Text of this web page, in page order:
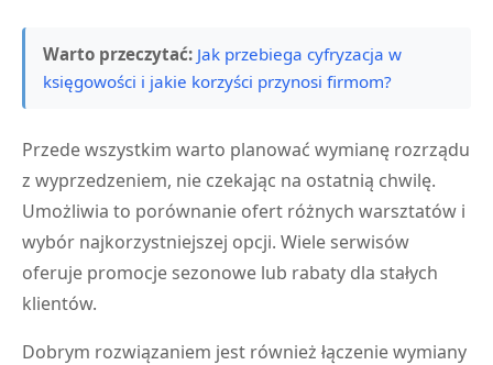
Warto przeczytać: Jak przebiega cyfryzacja w
księgowości i jakie korzyści przynosi firmom?
Przede wszystkim warto planować wymianę rozrządu
z wyprzedzeniem, nie czekając na ostatnią chwilę.
Umożliwia to porównanie ofert różnych warsztatów i
wybór najkorzystniejszej opcji. Wiele serwisów
oferuje promocje sezonowe lub rabaty dla stałych
klientów.
Dobrym rozwiązaniem jest również łączenie wymiany